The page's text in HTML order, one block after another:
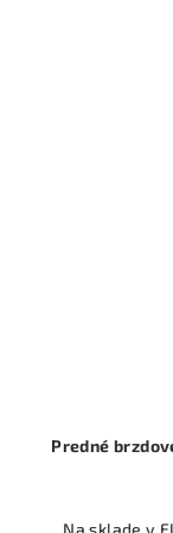
Predné